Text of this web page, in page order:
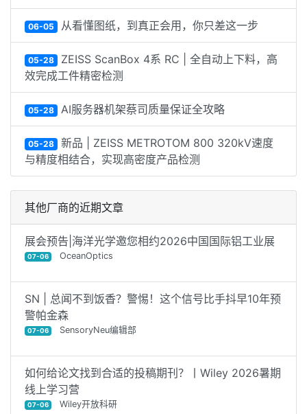
06-05 从看懂图纸，到真正会用，你只差这一步
05-28 ZEISS ScanBox 4系 RC | 全自动上下料，高
效完成工件精密检测
05-28 AI服务器机架蔡司质量保证全攻略
05-28 ‌新品 | ZEISS METROTOM 800 320kV速度
与精度相结合，实现高密度产品检测
其他厂商的近期文章
展会预告|海洋光学邀您相约2026中国国际铝工业展
07-06 OceanOptics
SN | 总闻不到饭香？警惕！这个信号比手抖早10年预
警帕金森
07-06 SensoryNeu编辑部
如何给论文找到合适的投稿期刊？丨Wiley 2026暑期
线上学习营
07-06 Wiley开放科研